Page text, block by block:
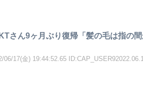
さん9ヶ月ぶり復帰「髪の毛は指の
06/17(金) 19:44:52.65